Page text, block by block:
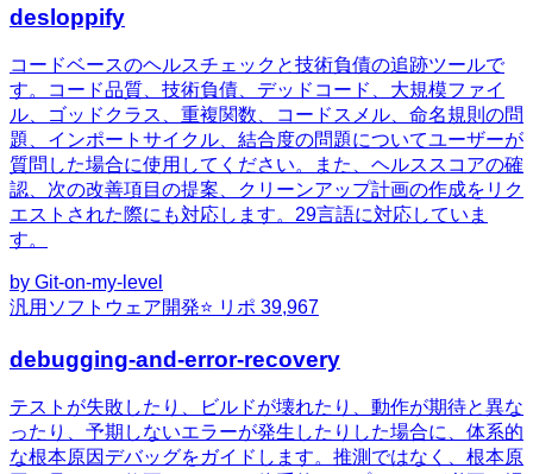
desloppify
コードベースのヘルスチェックと技術負債の追跡ツールで
す。コード品質、技術負債、デッドコード、大規模ファイ
ル、ゴッドクラス、重複関数、コードスメル、命名規則の問
題、インポートサイクル、結合度の問題についてユーザーが
質問した場合に使用してください。また、ヘルススコアの確
認、次の改善項目の提案、クリーンアップ計画の作成をリク
エストされた際にも対応します。29言語に対応していま
す。
by Git-on-my-level
汎用 ソフトウェア開発⭐ リポ 39,967
debugging-and-error-recovery
テストが失敗したり、ビルドが壊れたり、動作が期待と異な
ったり、予期しないエラーが発生したりした場合に、体系的
な根本原因デバッグをガイドします。推測ではなく、根本原